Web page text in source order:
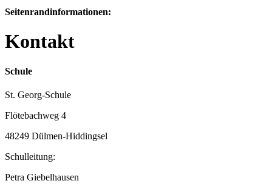
Seitenrandinformationen:
Kontakt
Schule
St. Georg-Schule
Flötebachweg 4
48249 Dülmen-Hiddingsel
Schulleitung:
Petra Giebelhausen